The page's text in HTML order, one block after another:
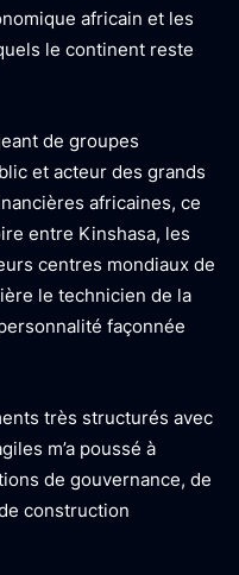
africain et les
le continent reste
de groupes
et acteur des grands
africaines, ce
entre Kinshasa, les
centres mondiaux de
le technicien de la
façonnée
très structurés avec
m’a poussé à
de gouvernance, de
construction